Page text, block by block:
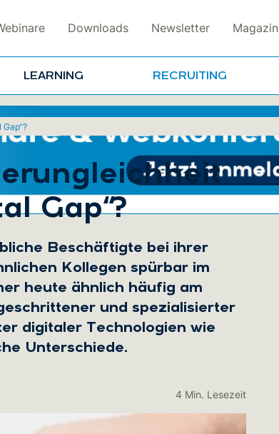
Downloads Newsletter Magazin
LEARNING RECRUITING
Gap“?
Beschäftigte bei ihrer
Kollegen spürbar im
heute ähnlich häufig am
und spezialisierter
digitaler Technologien wie
Unterschiede.
4 Min. Lesezeit